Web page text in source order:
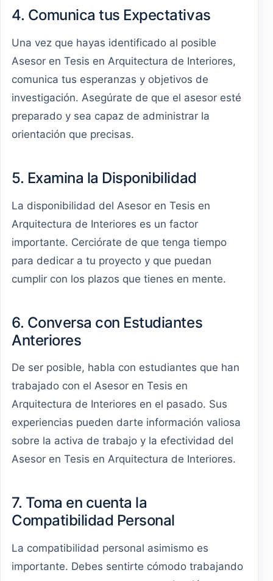
4. Comunica tus Expectativas
Una vez que hayas identificado al posible
Asesor en Tesis en Arquitectura de Interiores,
comunica tus esperanzas y objetivos de
investigación. Asegúrate de que el asesor esté
preparado y sea capaz de administrar la
orientación que precisas.
5. Examina la Disponibilidad
La disponibilidad del Asesor en Tesis en
Arquitectura de Interiores es un factor
importante. Cerciórate de que tenga tiempo
para dedicar a tu proyecto y que puedan
cumplir con los plazos que tienes en mente.
6. Conversa con Estudiantes
Anteriores
De ser posible, habla con estudiantes que han
trabajado con el Asesor en Tesis en
Arquitectura de Interiores en el pasado. Sus
experiencias pueden darte información valiosa
sobre la activa de trabajo y la efectividad del
Asesor en Tesis en Arquitectura de Interiores.
7. Toma en cuenta la
Compatibilidad Personal
La compatibilidad personal asimismo es
importante. Debes sentirte cómodo trabajando